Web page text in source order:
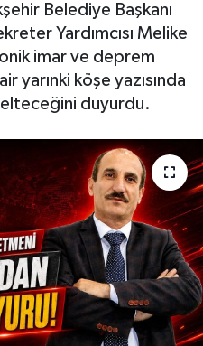
Belediye Başkanı
Yardımcısı Melike
imar ve deprem
yarınki köşe yazısında
duyurdu.